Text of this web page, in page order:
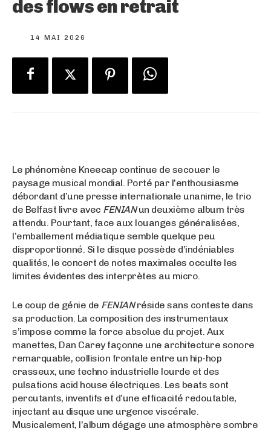
des flows en retrait
14 MAI 2026
Le phénomène Kneecap continue de secouer le
paysage musical mondial. Porté par l’enthousiasme
débordant d’une presse internationale unanime, le trio
de Belfast livre avec FENIANun deuxième album très
attendu. Pourtant, face aux louanges généralisées,
l’emballement médiatique semble quelque peu
disproportionné. Si le disque possède d’indéniables
qualités, le concert de notes maximales occulte les
limites évidentes des interprètes au micro.
Le coup de génie de FENIANréside sans conteste dans
sa production. La composition des instrumentaux
s’impose comme la force absolue du projet. Aux
manettes, Dan Carey façonne une architecture sonore
remarquable, collision frontale entre un hip-hop
crasseux, une techno industrielle lourde et des
pulsations acid house électriques. Les beats sont
percutants, inventifs et d’une efficacité redoutable,
injectant au disque une urgence viscérale.
Musicalement, l’album dégage une atmosphère sombre